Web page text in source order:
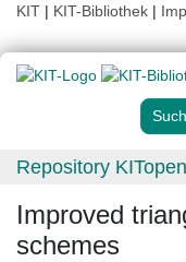
KIT | KIT-Bibliothek |
Repository KITopen
Improved
schemes